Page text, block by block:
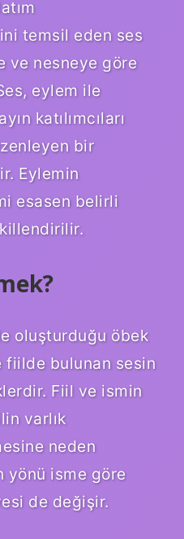
temsil eden ses
ve nesneye göre
eylem ile
katılımcıları
bir
Eylemin
esasen belirli
oluşturduğu öbek
fiilde bulunan sesin
Fiil ve ismin
varlık
neden
yönü isme göre
de değişir.